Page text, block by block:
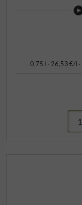
0,75 l · 26,53 €/l ·